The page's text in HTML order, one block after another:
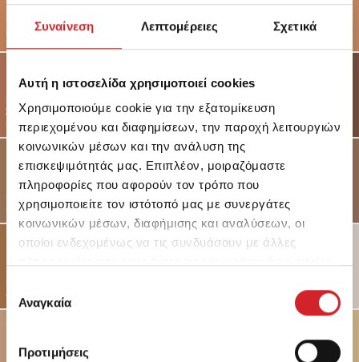
Συναίνεση Λεπτομέρειες Σχετικά
Αυτή η ιστοσελίδα χρησιμοποιεί cookies
Χρησιμοποιούμε cookie για την εξατομίκευση
περιεχομένου και διαφημίσεων, την παροχή λειτουργιών
κοινωνικών μέσων και την ανάλυση της
επισκεψιμότητάς μας. Επιπλέον, μοιραζόμαστε
πληροφορίες που αφορούν τον τρόπο που
χρησιμοποιείτε τον ιστότοπό μας με συνεργάτες
κοινωνικών μέσων, διαφήμισης και αναλύσεων, οι
οποίοι ενδεχομένως να τις συνδυάσουν με άλλες
των υπηρεσιών τους.
συγκατάθεσης
Αναγκαία
Προτιμήσεις
ΚΑΠΟΔΙΣΤΡΙΟΥ
-
ΑΝΟΙΧΤΟ
ΜΕΣΑΙΟ
ΚΑΠΟΔΙΣΤΡΙΟΥ
ΣΚΟΥΡΟ
-
ΚΑΡΤΕΛΑΚΟΥΕΣ
-
ΚΑΦΕ ΒΕΝΕΤΣΙΑΝΙΚΟ
-
-
ΚΟΤΑΡΔΟΥ
-
ΛΕΟΝΤΟΣ
-
-